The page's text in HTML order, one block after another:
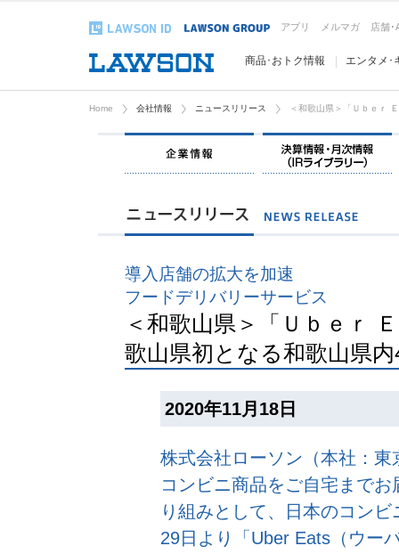
アプリ メルマガ 店舗･
商品･おトク情報 エンタメ･
Home 会社情報 ニュースリリース ＜和歌山県＞「Ｕｂｅｒ
企業情報
導入店舗の拡大を加速
フードデリバリーサービス
＜和歌山県＞「Ｕｂｅｒ
歌山県初となる和歌山県
2020年11月18日
株式会社ローソン（本社：
コンビニ商品をご自宅まで
り組みとして、日本のコン
29日より「Uber Eats（ウー